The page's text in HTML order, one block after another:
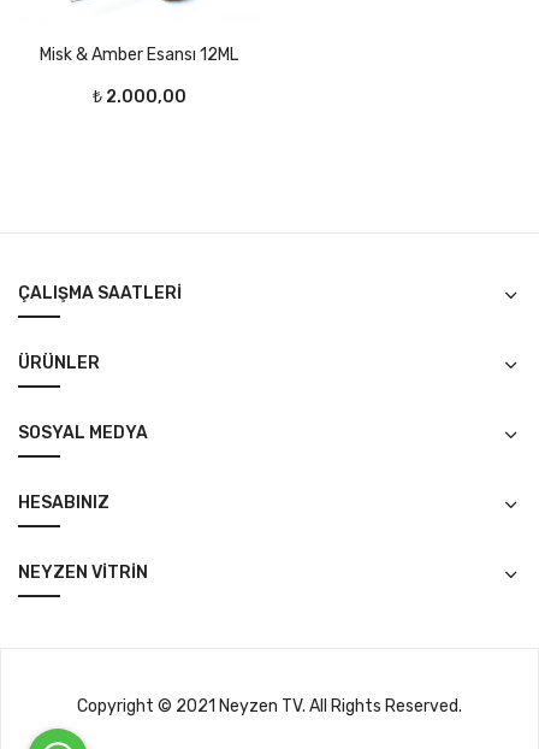
Misk & Amber Esansı 12ML
₺2.000,00
ÇALIŞMA SAATLERI
ÜRÜNLER
SOSYAL MEDYA
HESABINIZ
NEYZEN VITRIN
Copyright © 2021 Neyzen TV. All Rights Reserved.